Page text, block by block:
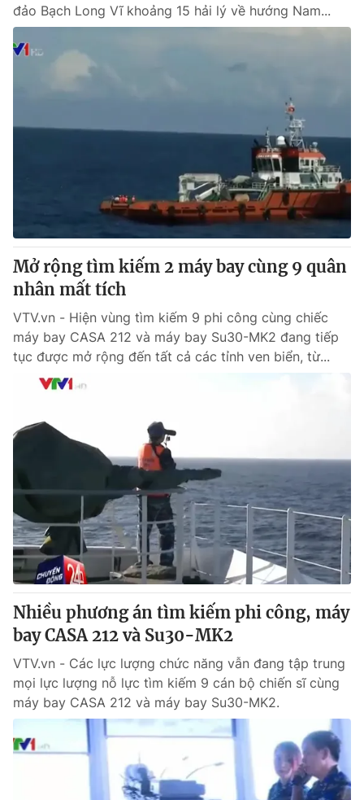
Photo Infographic
Shorts video
Bất động sản
Thị trường 24h Tấm lòng Việt
VTV4 Vươn mình bằng AI
Liên hệ tòa soạn English
THỜI BÁO VTV
Cơ quan chủ quản: Đài Truyền hình Việt Nam
Cơ quan báo chí:Thời báo VTV
Giấy phép hoạt động báo in và báo điện tử số 483/GP-BTTTT
cấp ngày 29/12/2023
Tổng Biên tập:Vũ Thanh Thủy
Phó Tổng Biên tập:Nguyễn Thị Mỹ Hạnh, Phạm Quốc Thắng,
Nguyễn Trọng Ninh
Tổng đài VTV: 024.38 355 931 - 024.38 355 932
Ðiện thoại Thời báo VTV:024.66 897 897
Email:toasoan@vtv.vn
Liên hệ quảng cáo:
đảo Bạch Long Vĩ khoảng 15 hải lý về hướng Nam...
Mở rộng tìm kiếm 2 máy bay cùng 9 quân
nhân mất tích
VTV.vn - Hiện vùng tìm kiếm 9 phi công cùng chiếc
máy bay CASA 212 và máy bay Su30-MK2 đang tiếp
tục được mở rộng đến tất cả các tỉnh ven biển, từ...
Nhiều phương án tìm kiếm phi công, máy
bay CASA 212 và Su30-MK2
VTV.vn - Các lực lượng chức năng vẫn đang tập trung
mọi lực lượng nỗ lực tìm kiếm 9 cán bộ chiến sĩ cùng
máy bay CASA 212 và máy bay Su30-MK2.